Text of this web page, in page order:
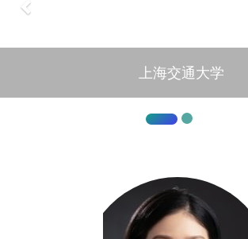
上海交通大学